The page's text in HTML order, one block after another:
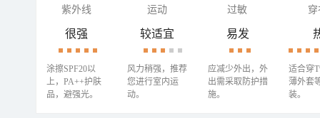
紫外线 运动 过敏 穿
很强
涂擦SPF20以
上，PA++护肤
品，避强光。
较适宜
风力稍强，推荐
您进行室内运
动。
易发
应减少外出，外
出需采取防护措
施。
适合穿
薄外套
装。